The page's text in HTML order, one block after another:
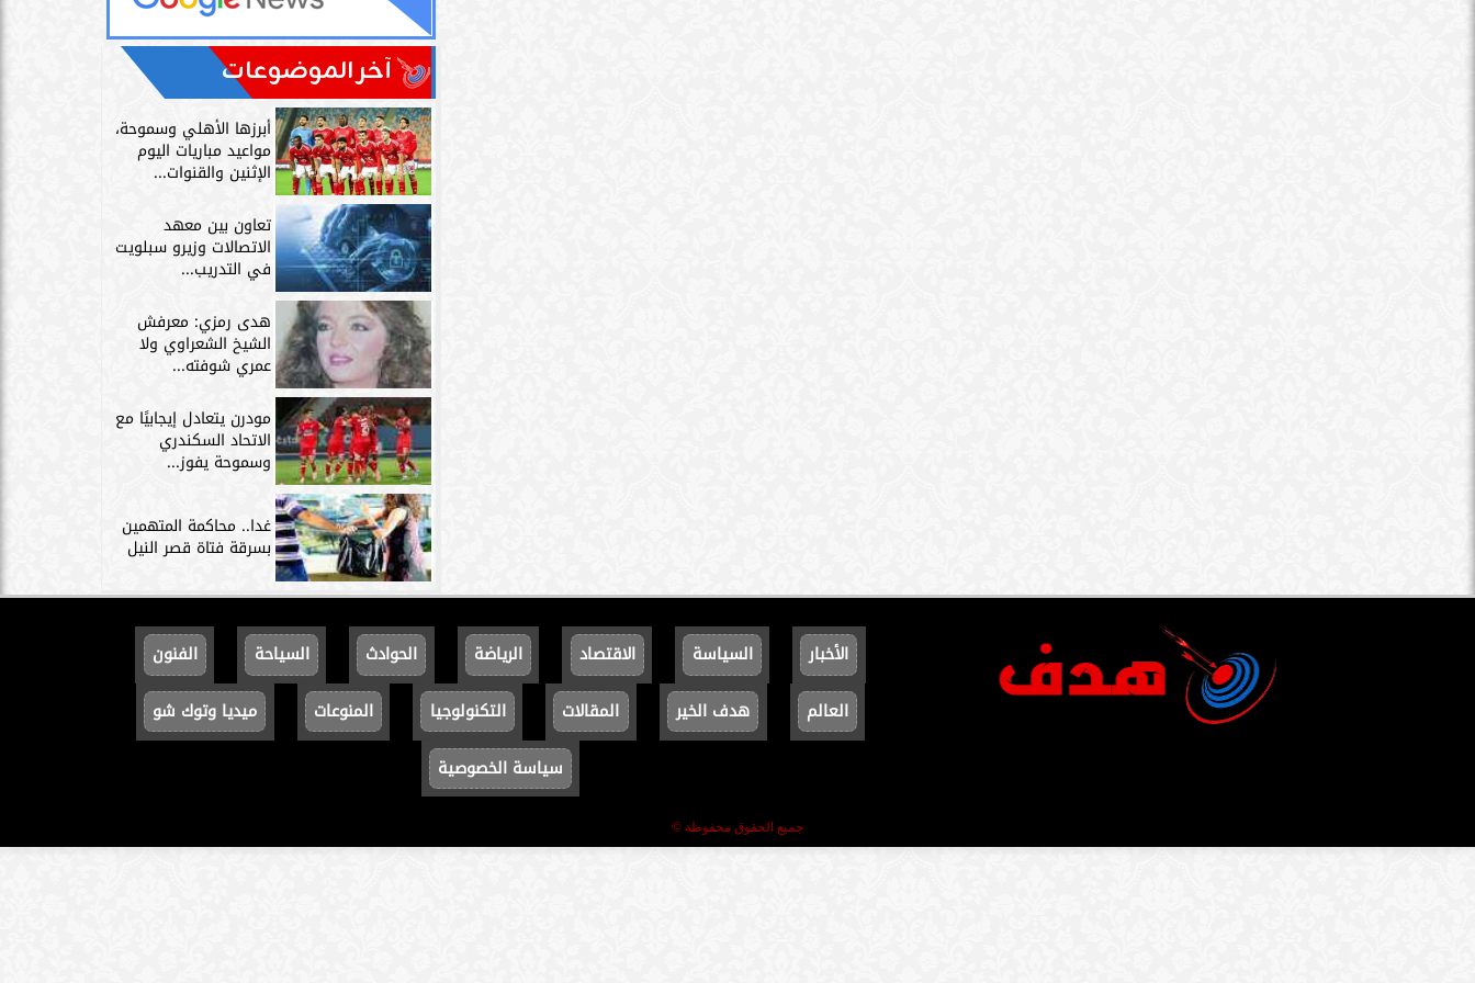
آخر الموضوعات
أبرزها الأهلي وسموحة،
مواعيد مباريات اليوم
الإثنين والقنوات...
تعاون بين معهد
الاتصالات وزيرو سبلويت
في التدريب...
هدى رمزي: معرفش
الشيخ الشعراوي ولا
عمري شوفته...
مودرن يتعادل إيجابيًا مع
الاتحاد السكندري
وسموحة يفوز...
غدا.. محاكمة المتهمين
بسرقة فتاة قصر النيل
الأخبار السياسة الاقتصاد الرياضة الحوادث السياحة
الفنون
العالم
هدف الخير المقالات التكنولوجيا المنوعات
ميديا وتوك شو
سياسة الخصوصية
جميع الحقوق محفوظة ©